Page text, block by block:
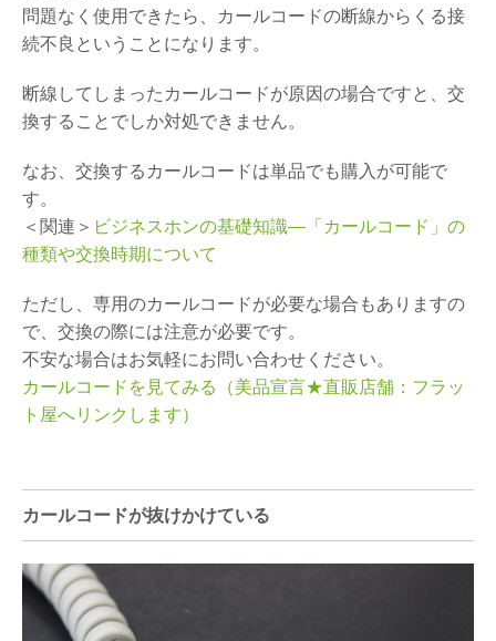
問題なく使用できたら、カールコードの断線からくる接
続不良ということになります。
断線してしまったカールコードが原因の場合ですと、交
換することでしか対処できません。
なお、交換するカールコードは単品でも購入が可能で
す。
＜関連＞ ビジネスホンの基礎知識―「カールコード」の
種類や交換時期について
ただし、専用のカールコードが必要な場合もありますの
で、交換の際には注意が必要です。
不安な場合はお気軽にお問い合わせください。
カールコードを見てみる（美品宣言★直販店舗：フラッ
ト屋へリンクします）
カールコードが抜けかけている